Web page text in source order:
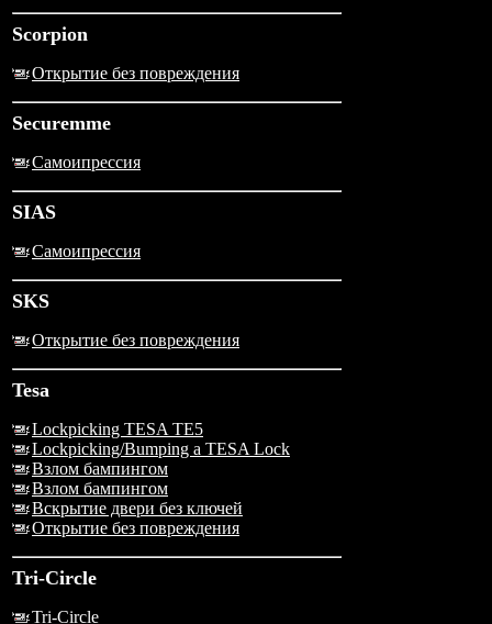
Scorpion
Открытие без повреждения
Securemme
Самоипрессия
SIAS
Самоипрессия
SKS
Открытие без повреждения
Tesa
Lockpicking TESA TE5
Lockpicking/Bumping a TESA Lock
Взлом бампингом
Взлом бампингом
Вскрытие двери без ключей
Открытие без повреждения
Tri-Circle
Tri-Circle